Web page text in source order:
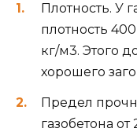
Плотность. У
плотность
кг/м3. Этого
хорошего
Предел
газобетона